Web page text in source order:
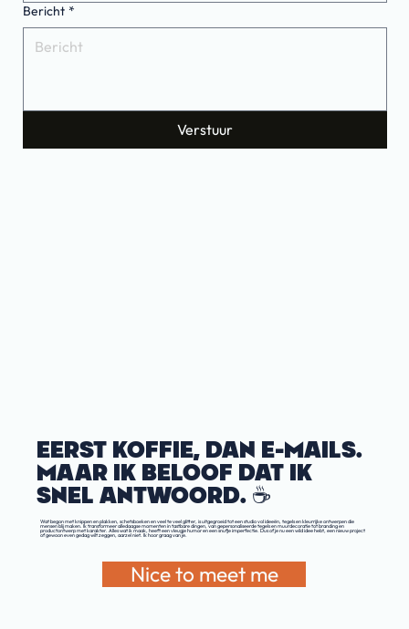
Bericht *
Verstuur
EERST KOFFIE, DAN E-MAILS.
MAAR IK BELOOF DAT IK
SNEL ANTWOORD. ☕️
Wat begon met knippen en plakken, schetsboeken en veel te veel glitter, is uitgegroeid tot een studio vol ideeën, tegels en kleurrijke ontwerpen die
mensen blij maken. Ik transformeer alledaagse momenten in tastbare dingen, van gepersonaliseerde tegels en muurdecoratie tot branding en
productontwerp met karakter. Alles wat ik maak, heeft een vleugje humor en een snufje imperfectie. Dus of je nu een wild idee hebt, een nieuw project
of gewoon even gedag wilt zeggen, aarzel niet. Ik hoor graag van je.
Nice to meet me